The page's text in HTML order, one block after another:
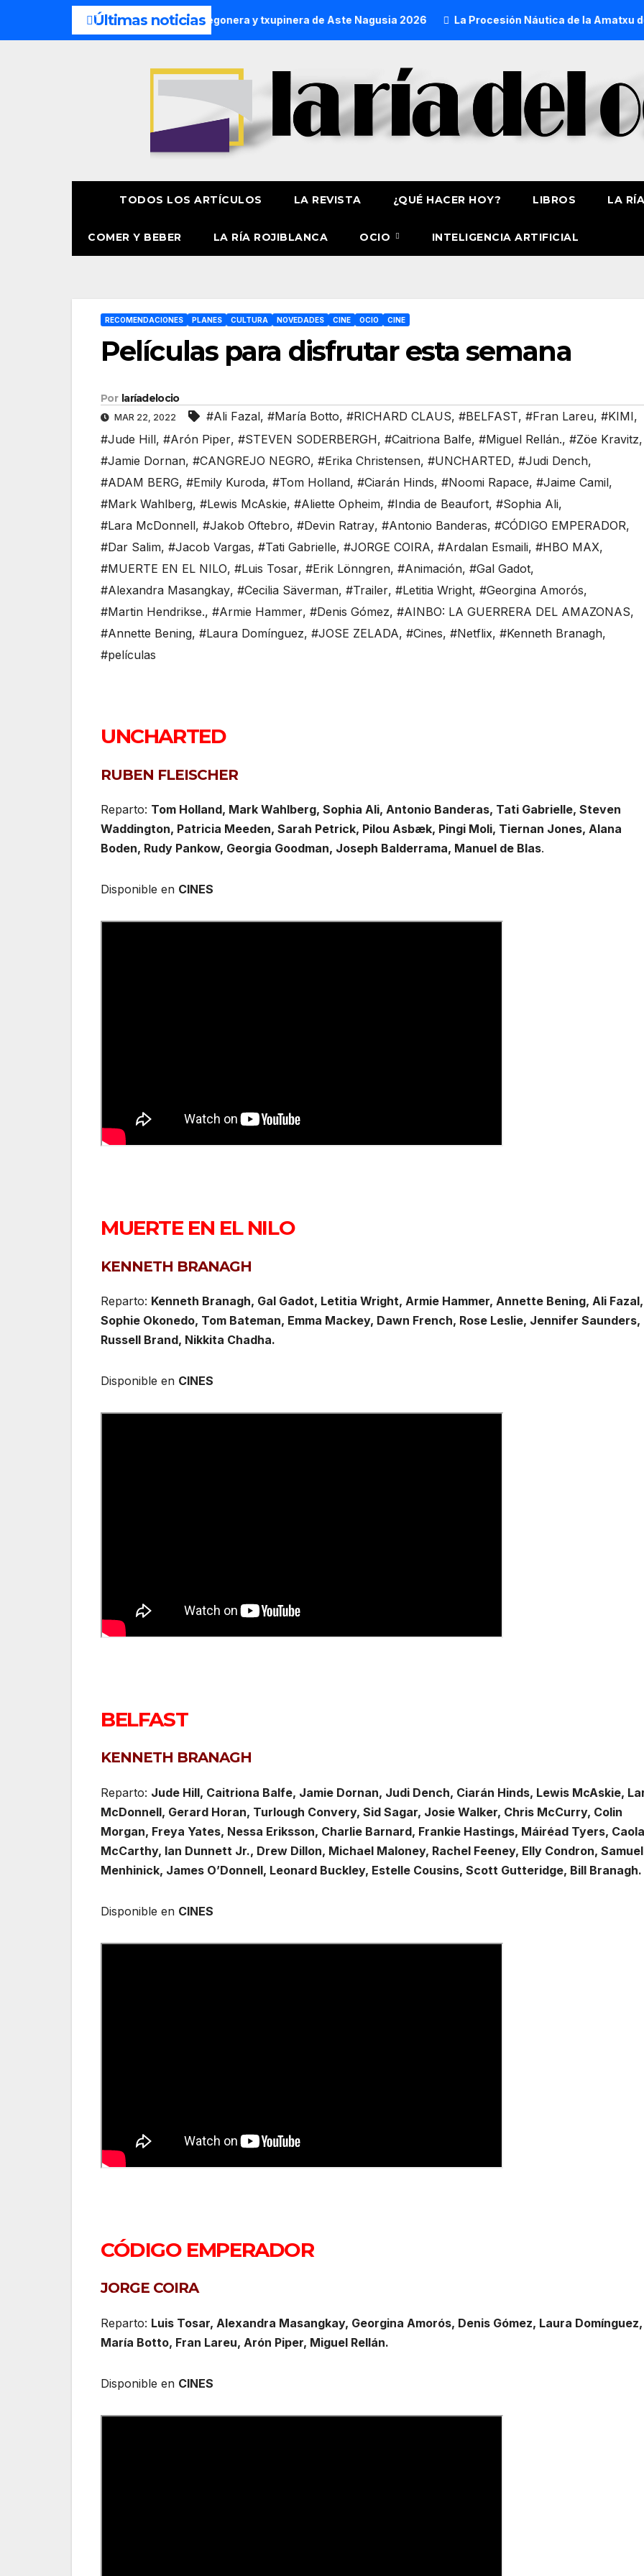
Últimas noticias
Presentación oficial de la pregonera y txupinera de Aste Nagusia 2026 La Procesión Náutica de la Amatxu de
TODOS LOS ARTÍCULOS LA REVISTA ¿QUÉ HACER HOY? LIBROS LA
COMER Y BEBER LA RÍA ROJIBLANCA OCIO INTELIGENCIA ARTIFICIAL
RECOMENDACIONES PLANES CULTURA NOVEDADES CINE OCIO CINE
Películas para disfrutar esta semana
Por laríadelocio
MAR 22, 2022 #Ali Fazal, #María Botto, #RICHARD CLAUS, #BELFAST, #Fran Lareu, #KIMI,
#Jude Hill, #Arón Piper, #STEVEN SODERBERGH, #Caitriona Balfe, #Miguel Rellán., #Zöe Kravitz,
#Jamie Dornan, #CANGREJO NEGRO, #Erika Christensen, #UNCHARTED, #Judi Dench,
#ADAM BERG, #Emily Kuroda, #Tom Holland, #Ciarán Hinds, #Noomi Rapace, #Jaime Camil,
#Mark Wahlberg, #Lewis McAskie, #Aliette Opheim, #India de Beaufort, #Sophia Ali,
#Lara McDonnell, #Jakob Oftebro, #Devin Ratray, #Antonio Banderas, #CÓDIGO EMPERADOR,
#Dar Salim, #Jacob Vargas, #Tati Gabrielle, #JORGE COIRA, #Ardalan Esmaili, #HBO MAX,
#MUERTE EN EL NILO, #Luis Tosar, #Erik Lönngren, #Animación, #Gal Gadot,
#Alexandra Masangkay, #Cecilia Säverman, #Trailer, #Letitia Wright, #Georgina Amorós,
#Martin Hendrikse., #Armie Hammer, #Denis Gómez, #AINBO: LA GUERRERA DEL AMAZONAS,
#Annette Bening, #Laura Domínguez, #JOSE ZELADA, #Cines, #Netflix, #Kenneth Branagh,
#películas
UNCHARTED
RUBEN FLEISCHER
Reparto: Tom Holland, Mark Wahlberg, Sophia Ali, Antonio Banderas, Tati Gabrielle, Steven
Waddington, Patricia Meeden, Sarah Petrick, Pilou Asbæk, Pingi Moli, Tiernan Jones, Alana
Boden, Rudy Pankow, Georgia Goodman, Joseph Balderrama, Manuel de Blas.
Disponible en CINES
MUERTE EN EL NILO
KENNETH BRANAGH
Reparto: Kenneth Branagh, Gal Gadot, Letitia Wright, Armie Hammer, Annette Bening, Ali Fazal,
Sophie Okonedo, Tom Bateman, Emma Mackey, Dawn French, Rose Leslie, Jennifer Saunders,
Russell Brand, Nikkita Chadha.
Disponible en CINES
BELFAST
KENNETH BRANAGH
Reparto: Jude Hill, Caitriona Balfe, Jamie Dornan, Judi Dench, Ciarán Hinds, Lewis McAskie,
McDonnell, Gerard Horan, Turlough Convery, Sid Sagar, Josie Walker, Chris McCurry, Colin
Morgan, Freya Yates, Nessa Eriksson, Charlie Barnard, Frankie Hastings, Máiréad Tyers,
McCarthy, Ian Dunnett Jr., Drew Dillon, Michael Maloney, Rachel Feeney, Elly Condron, Samuel
Menhinick, James O’Donnell, Leonard Buckley, Estelle Cousins, Scott Gutteridge, Bill Branagh.
Disponible en CINES
CÓDIGO EMPERADOR
JORGE COIRA
Reparto: Luis Tosar, Alexandra Masangkay, Georgina Amorós, Denis Gómez, Laura Domínguez,
María Botto, Fran Lareu, Arón Piper, Miguel Rellán.
Disponible en CINES